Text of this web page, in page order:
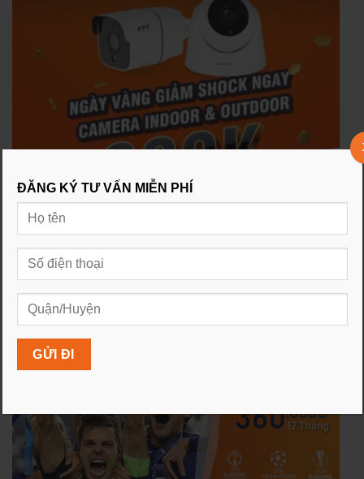
ĐĂNG KÝ TƯ VẤN MIỄN PHÍ